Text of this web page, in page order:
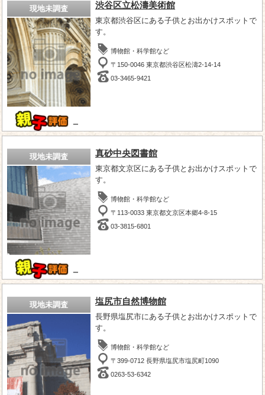
現地未調査
－
渋谷区立松濤美術館
東京都渋谷区にある子供とお出かけスポットで
す。
博物館・科学館など
〒150-0046 東京都渋谷区松濤2-14-14
03-3465-9421
現地未調査
－
真砂中央図書館
東京都文京区にある子供とお出かけスポットで
す。
博物館・科学館など
〒113-0033 東京都文京区本郷4-8-15
03-3815-6801
現地未調査 塩尻市自然博物館
長野県塩尻市にある子供とお出かけスポットで
す。
博物館・科学館など
〒399-0712 長野県塩尻市塩尻町1090
0263-53-6342